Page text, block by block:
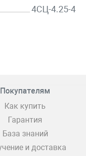
4СЦ-4.25-4
Покупателям
Как купить
Гарантия
База знаний
и доставка